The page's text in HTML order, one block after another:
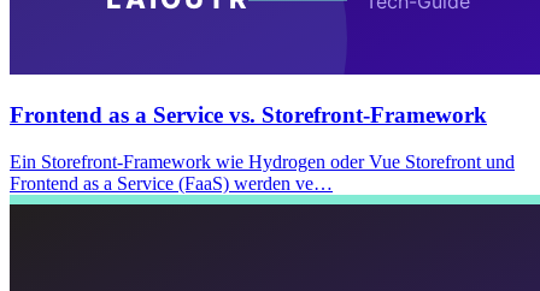
Frontend as a Service vs. Storefront-Framework
Ein Storefront-Framework wie Hydrogen oder Vue Storefront und
Frontend as a Service (FaaS) werden ve…